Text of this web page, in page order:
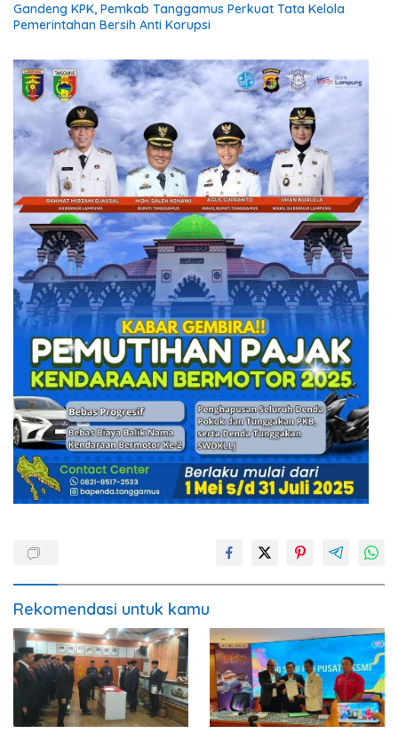
Gandeng KPK, Pemkab Tanggamus Perkuat Tata Kelola
Pemerintahan Bersih Anti Korupsi
Rekomendasi untuk kamu